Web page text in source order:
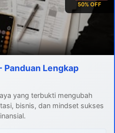
50% OFF
Panduan Lengkap
yang terbukti mengubah
bisnis, dan mindset sukses